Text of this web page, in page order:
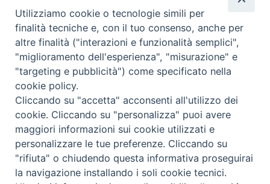
Statuto
Presidenza e ufficio presidenza
Consiglio scientifico
Coordinamento nazionale
COPYRIGHT Scienza & Vita - C.F96600690588- Tutti i
diritti -Privacy- Credits
Utilizziamo cookie o tecnologie simili per
finalità tecniche e, con il tuo consenso, anche per
altre finalità ("interazioni e funzionalità semplici",
"miglioramento dell'esperienza", "misurazione" e
"targeting e pubblicità") come specificato nella
cookie policy.
Cliccando su "accetta" acconsenti all'utilizzo dei
cookie. Cliccando su "personalizza" puoi avere
maggiori informazioni sui cookie utilizzati e
personalizzare le tue preferenze. Cliccando su
"rifiuta" o chiudendo questa informativa proseguirai
la navigazione installando i soli cookie tecnici.